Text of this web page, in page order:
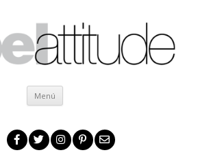
Menú Ir al contenido